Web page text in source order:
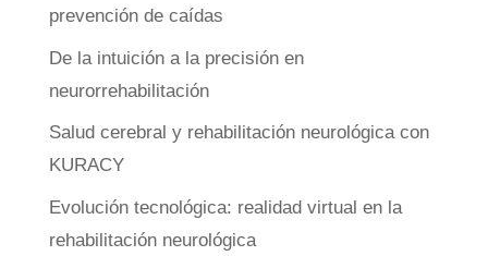
prevención de caídas
De la intuición a la precisión en
neurorrehabilitación
Salud cerebral y rehabilitación neurológica con
KURACY
Evolución tecnológica: realidad virtual en la
rehabilitación neurológica